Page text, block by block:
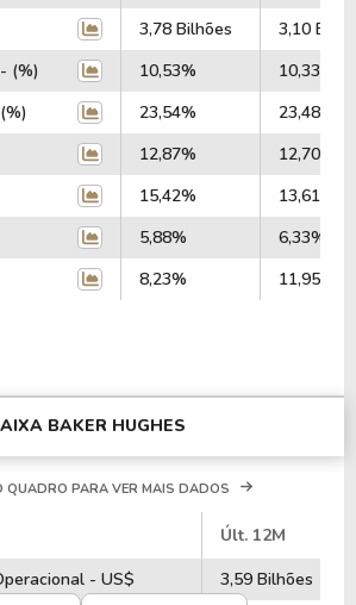
3,78 Bilhões
3,10
(%)
10,53%
10,33%
23,54%
23,48%
12,87%
12,70%
15,42%
13,61%
5,88%
6,33%
8,23% 11,95%
BAKER HUGHES
QUADRO PARA VER MAIS DADOS
Últ. 12M
- US$
3,59 Bilhões